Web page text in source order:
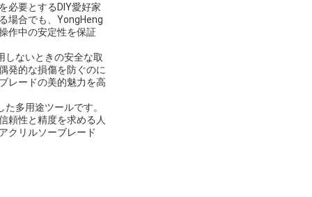
必要とするDIY愛好家
場合でも、YongHeng
作中の安定性を保証
しないときの安全な取
発的な損傷を防ぐのに
レードの美的魅力を高
多用途ツールです。
頼性と精度を求める人
クリルソーブレード